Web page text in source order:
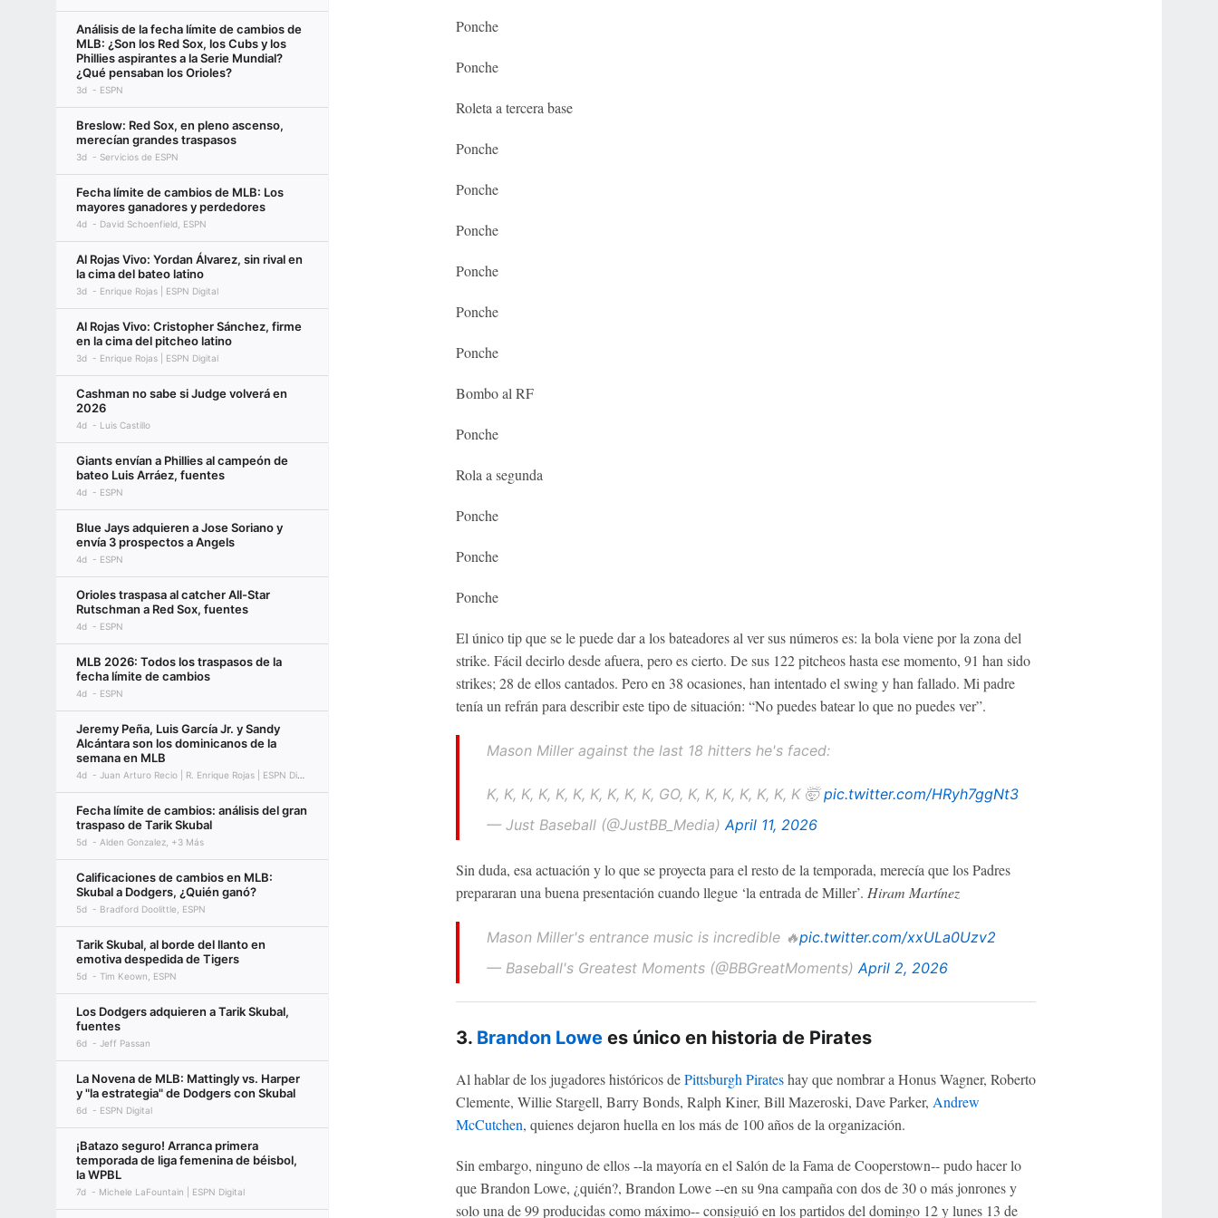
Análisis de la fecha límite de cambios de
MLB: ¿Son los Red Sox, los Cubs y los
Phillies aspirantes a la Serie Mundial?
¿Qué pensaban los Orioles?
3d ESPN
Breslow: Red Sox, en pleno ascenso,
merecían grandes traspasos
3d Servicios de ESPN
Fecha límite de cambios de MLB: Los
mayores ganadores y perdedores
4d David Schoenfield, ESPN
Al Rojas Vivo: Yordan Álvarez, sin rival en
la cima del bateo latino
3d Enrique Rojas | ESPN Digital
Al Rojas Vivo: Cristopher Sánchez, firme
en la cima del pitcheo latino
3d Enrique Rojas | ESPN Digital
Cashman no sabe si Judge volverá en
2026
4d Luis Castillo
Giants envían a Phillies al campeón de
bateo Luis Arráez, fuentes
4d ESPN
Blue Jays adquieren a Jose Soriano y
envía 3 prospectos a Angels
4d ESPN
Orioles traspasa al catcher All-Star
Rutschman a Red Sox, fuentes
4d ESPN
MLB 2026: Todos los traspasos de la
fecha límite de cambios
4d ESPN
Jeremy Peña, Luis García Jr. y Sandy
Alcántara son los dominicanos de la
semana en MLB
4d Juan Arturo Recio | R. Enrique Rojas | ESPN Digital
Fecha límite de cambios: análisis del gran
traspaso de Tarik Skubal
5d Alden Gonzalez, +3 Más
Calificaciones de cambios en MLB:
Skubal a Dodgers, ¿Quién ganó?
5d Bradford Doolittle, ESPN
Tarik Skubal, al borde del llanto en
emotiva despedida de Tigers
5d Tim Keown, ESPN
Los Dodgers adquieren a Tarik Skubal,
fuentes
6d Jeff Passan
La Novena de MLB: Mattingly vs. Harper
y "la estrategia" de Dodgers con Skubal
6d ESPN Digital
¡Batazo seguro! Arranca primera
temporada de liga femenina de béisbol,
la WPBL
7d Michele LaFountain | ESPN Digital
Ponche
Ponche
Roleta a tercera base
Ponche
Ponche
Ponche
Ponche
Ponche
Ponche
Bombo al RF
Ponche
Rola a segunda
Ponche
Ponche
Ponche
El único tip que se le puede dar a los bateadores al ver sus números es: la bola viene por la zona del
strike. Fácil decirlo desde afuera, pero es cierto. De sus 122 pitcheos hasta ese momento, 91 han sido
strikes; 28 de ellos cantados. Pero en 38 ocasiones, han intentado el swing y han fallado. Mi padre
tenía un refrán para describir este tipo de situación: “No puedes batear lo que no puedes ver”.
Mason Miller against the last 18 hitters he's faced:
K, K, K, K, K, K, K, K, K, K, GO, K, K, K, K, K, K, K 🤯pic.twitter.com/HRyh7ggNt3
— Just Baseball (@JustBB_Media)April 11, 2026
Sin duda, esa actuación y lo que se proyecta para el resto de la temporada, merecía que los Padres
prepararan una buena presentación cuando llegue ‘la entrada de Miller’. Hiram Martínez
Mason Miller's entrance music is incredible 🔥pic.twitter.com/xxULa0Uzv2
— Baseball's Greatest Moments (@BBGreatMoments)April 2, 2026
3. Brandon Lowees único en historia de Pirates
Al hablar de los jugadores históricos dePittsburgh Pirateshay que nombrar a Honus Wagner, Roberto
Clemente, Willie Stargell, Barry Bonds, Ralph Kiner, Bill Mazeroski, Dave Parker, Andrew
McCutchen, quienes dejaron huella en los más de 100 años de la organización.
Sin embargo, ninguno de ellos --la mayoría en el Salón de la Fama de Cooperstown-- pudo hacer lo
que Brandon Lowe, ¿quién?, Brandon Lowe --en su 9na campaña con dos de 30 o más jonrones y
solo una de 99 producidas como máximo-- consiguió en los partidos del domingo 12 y lunes 13 de